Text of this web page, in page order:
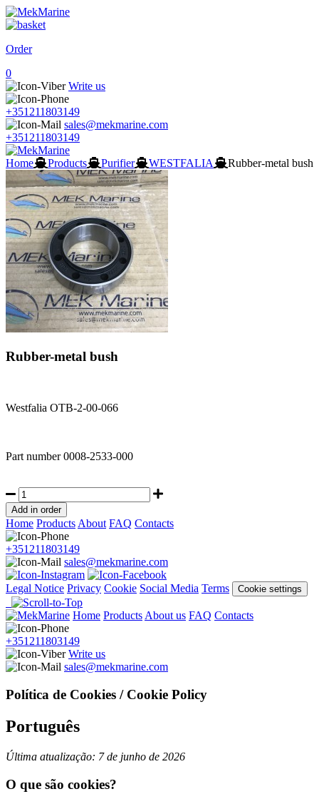
Order
0
Write us
+351211803149
sales@mekmarine.com
+351211803149
Home Products Purifier WESTFALIA Rubber-metal bush
Rubber-metal bush
Westfalia OTB-2-00-066
Part number0008-2533-000
Home ProductsAbout FAQ Contacts
+351211803149
sales@mekmarine.com
Legal Notice Privacy Cookie Social Media Terms Cookie settings
Home ProductsAbout us FAQ Contacts
+351211803149
Write us
sales@mekmarine.com
Política de Cookies / Cookie Policy
Português
Última atualização: 7 de junho de 2026
O que são cookies?